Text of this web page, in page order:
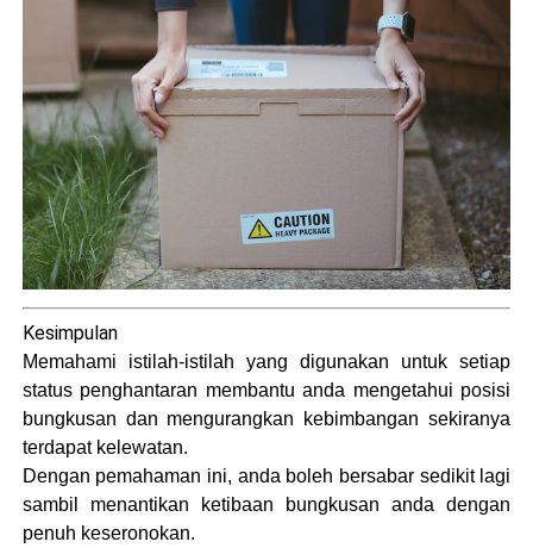
Kesimpulan
Memahami istilah-istilah yang digunakan untuk setiap
status penghantaran membantu anda mengetahui posisi
bungkusan dan mengurangkan kebimbangan sekiranya
terdapat kelewatan.
Dengan pemahaman ini, anda boleh bersabar sedikit lagi
sambil menantikan ketibaan bungkusan anda dengan
penuh keseronokan.